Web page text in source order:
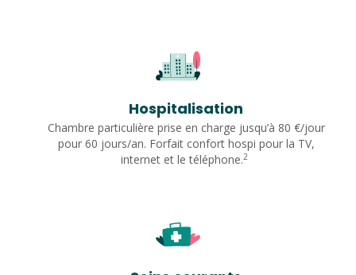
Hospitalisation
Chambre particulière prise en charge jusqu’à 80 €/jour
pour 60 jours/an. Forfait confort hospi pour la TV,
internet et le téléphone.2